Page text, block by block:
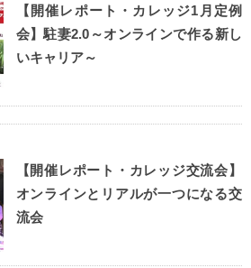
【開催レポート・カレッジ1月定例
会】駐妻2.0～オンラインで作る新し
いキャリア～
【開催レポート・カレッジ交流会】
オンラインとリアルが一つになる交
流会